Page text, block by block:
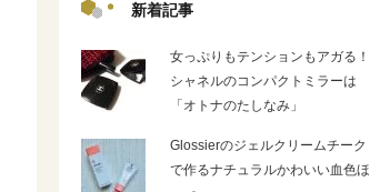
新着記事
女っぷりもテンションもアガる！
シャネルのコンパクトミラーは
「オトナのたしなみ」
Glossierのジェルクリームチーク
で作るナチュラルかわいい血色ほ